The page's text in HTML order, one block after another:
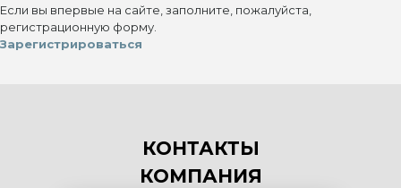
Если вы впервые на сайте, заполните, пожалуйста,
регистрационную форму.
Зарегистрироваться
КОНТАКТЫ
КОМПАНИЯ